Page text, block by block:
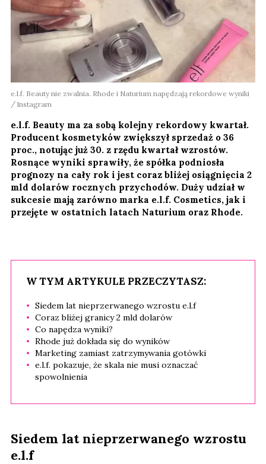
e.l.f. Beauty nie zwalnia. Rhode i Naturium napędzają rekordowe wyniki
Instagram
e.l.f. Beauty ma za sobą kolejny rekordowy kwartał.
Producent kosmetyków zwiększył sprzedaż o 36
proc., notując już 30. z rzędu kwartał wzrostów.
Rosnące wyniki sprawiły, że spółka podniosła
prognozy na cały rok i jest coraz bliżej osiągnięcia 2
mld dolarów rocznych przychodów. Duży udział w
sukcesie mają zarówno marka e.l.f. Cosmetics, jak i
przejęte w ostatnich latach Naturium oraz Rhode.
W TYM ARTYKULE PRZECZYTASZ:
Siedem lat nieprzerwanego wzrostu e.l.f
Coraz bliżej granicy 2 mld dolarów
Co napędza wyniki?
Rhode już dokłada się do wyników
Marketing zamiast zatrzymywania gotówki
e.l.f. pokazuje, że skala nie musi oznaczać
spowolnienia
Siedem lat nieprzerwanego wzrostu
e.l.f